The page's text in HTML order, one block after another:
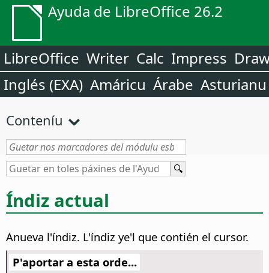
Ayuda de LibreOffice 26.2
LibreOffice Writer Calc Impress
Inglés (EXA) Amáricu Árabe Asturianu
Conteníu
Índiz actual
Anueva l'índiz. L'índiz ye'l que contién el cursor.
P'aportar a esta orde...